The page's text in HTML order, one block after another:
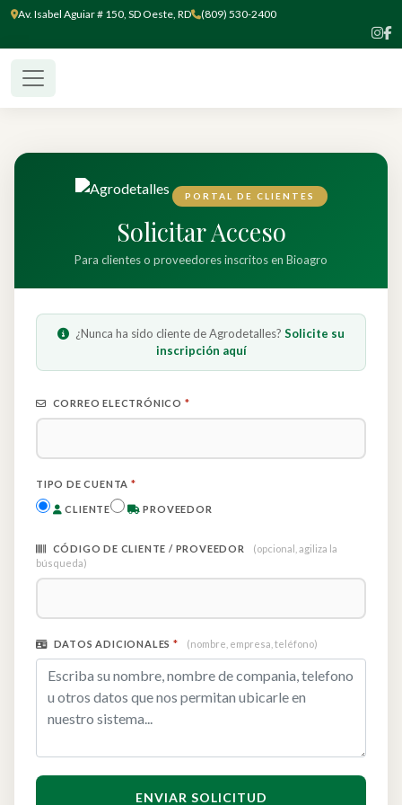
Av. Isabel Aguiar # 150, SD Oeste, RD (809) 530-2400
PORTAL DE CLIENTES
Solicitar Acceso
Para clientes o proveedores inscritos en Bioagro
¿Nunca ha sido cliente de Agrodetalles? Solicite su
inscripción aquí
CORREO ELECTRÓNICO *
TIPO DE CUENTA*
CLIENTE PROVEEDOR
CÓDIGO DE CLIENTE / PROVEEDOR
(opcional, agiliza la
búsqueda)
DATOS ADICIONALES* (nombre, empresa, teléfono)